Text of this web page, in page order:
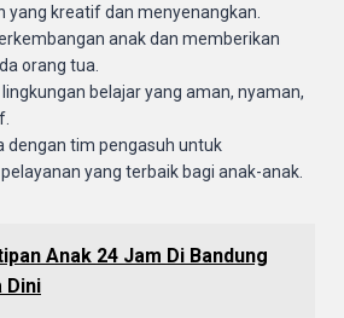
yang kreatif dan menyenangkan.
anak dan memberikan
orang tua.
belajar yang aman, nyaman,
dengan tim pengasuh untuk
yang terbaik bagi anak-anak.
Anak 24 Jam Di Bandung
Dini